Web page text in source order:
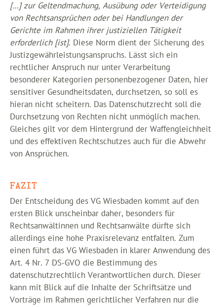
[…] zur Geltendmachung, Ausübung oder Verteidigung
von Rechtsansprüchen oder bei Handlungen der
Gerichte im Rahmen ihrer justiziellen Tätigkeit
erforderlich [ist]. Diese Norm dient der Sicherung des
Justizgewährleistungsanspruchs. Lässt sich ein
rechtlicher Anspruch nur unter Verarbeitung
besonderer Kategorien personenbezogener Daten, hier
sensitiver Gesundheitsdaten, durchsetzen, so soll es
hieran nicht scheitern. Das Datenschutzrecht soll die
Durchsetzung von Rechten nicht unmöglich machen.
Gleiches gilt vor dem Hintergrund der Waffengleichheit
und des effektiven Rechtschutzes auch für die Abwehr
von Ansprüchen.
FAZIT
Der Entscheidung des VG Wiesbaden kommt auf den
ersten Blick unscheinbar daher, besonders für
Rechtsanwältinnen und Rechtsanwälte dürfte sich
allerdings eine hohe Praxisrelevanz entfalten. Zum
einen führt das VG Wiesbaden in klarer Anwendung des
Art. 4 Nr. 7 DS-GVO die Bestimmung des
datenschutzrechtlich Verantwortlichen durch. Dieser
kann mit Blick auf die Inhalte der Schriftsätze und
Vorträge im Rahmen gerichtlicher Verfahren nur die